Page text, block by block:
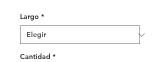
Largo *
Cantidad *